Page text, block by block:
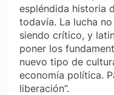
espléndida historia
todavía. La lucha
siendo crítico, y
poner los
nuevo tipo de
economía política.
liberación”.